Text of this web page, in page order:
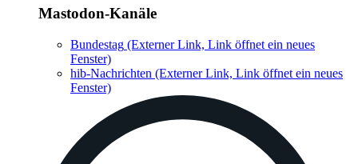
Mastodon-Kanäle
Bundestag (Externer Link, Link öffnet ein neues
Fenster)
hib-Nachrichten (Externer Link, Link öffnet ein neues
Fenster)